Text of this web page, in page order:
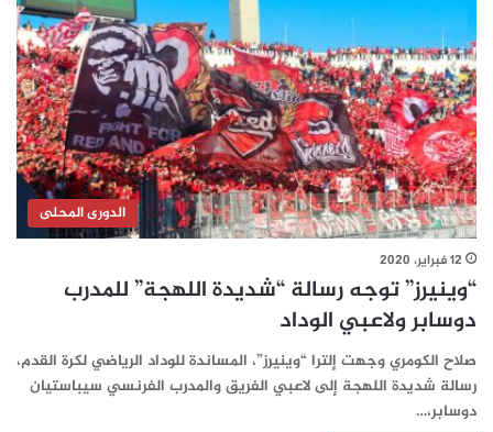
الدورى المحلى
12 فبراير، 2020
“وينيرز” توجه رسالة “شديدة اللهجة” للمدرب
دوسابر ولاعبي الوداد
صلاح الكومري وجهت إلترا “وينيرز”، المساندة للوداد الرياضي لكرة القدم،
رسالة شديدة اللهجة إلى لاعبي الفريق والمدرب الفرنسي سيباستيان
دوسابر،…